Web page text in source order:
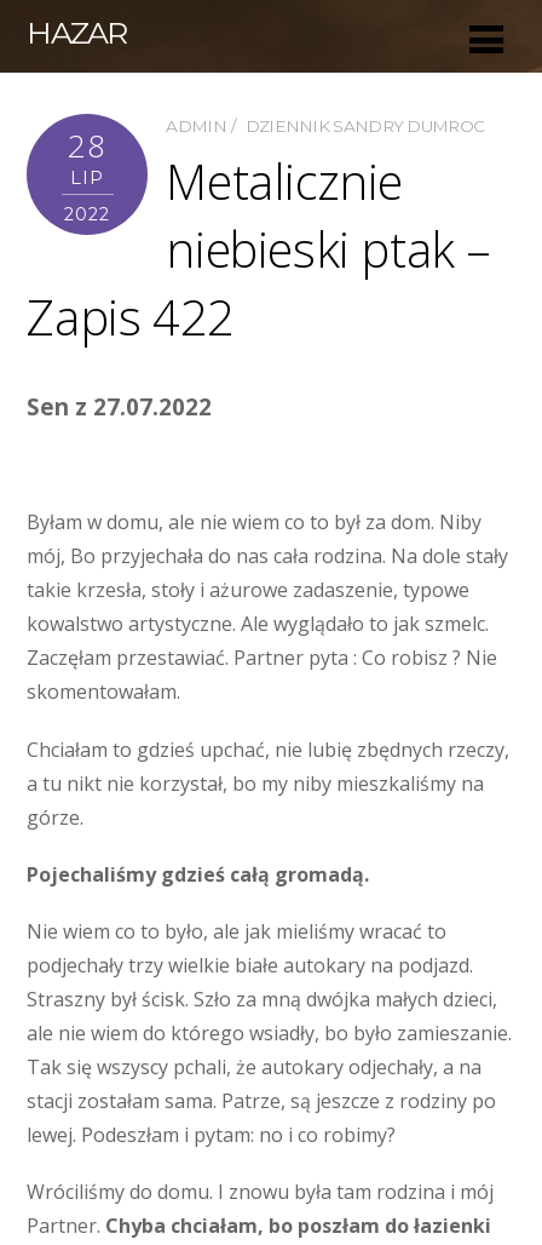
HAZAR
28
LIP
2022
ADMIN DZIENNIK SANDRY DUMROC
Metalicznie
niebieski ptak –
Zapis 422
Sen z 27.07.2022
Byłam w domu, ale nie wiem co to był za dom. Niby
mój, Bo przyjechała do nas cała rodzina. Na dole stały
takie krzesła, stoły i ażurowe zadaszenie, typowe
kowalstwo artystyczne. Ale wyglądało to jak szmelc.
Zaczęłam przestawiać. Partner pyta : Co robisz ? Nie
skomentowałam.
Chciałam to gdzieś upchać, nie lubię zbędnych rzeczy,
a tu nikt nie korzystał, bo my niby mieszkaliśmy na
górze.
Pojechaliśmy gdzieś całą gromadą.
Nie wiem co to było, ale jak mieliśmy wracać to
podjechały trzy wielkie białe autokary na podjazd.
Straszny był ścisk. Szło za mną dwójka małych dzieci,
ale nie wiem do którego wsiadły, bo było zamieszanie.
Tak się wszyscy pchali, że autokary odjechały, a na
stacji zostałam sama. Patrze, są jeszcze z rodziny po
lewej. Podeszłam i pytam: no i co robimy?
Wróciliśmy do domu. I znowu była tam rodzina i mój
Partner. Chyba chciałam, bo poszłam do łazienki